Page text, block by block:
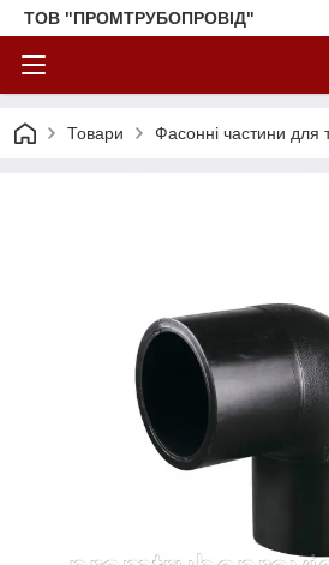
ТОВ "ПРОМТРУБОПРОВІД"
Товари Фасонні частини для